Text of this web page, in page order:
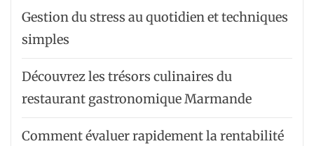
Gestion du stress au quotidien et techniques
simples
Découvrez les trésors culinaires du
restaurant gastronomique Marmande
Comment évaluer rapidement la rentabilité